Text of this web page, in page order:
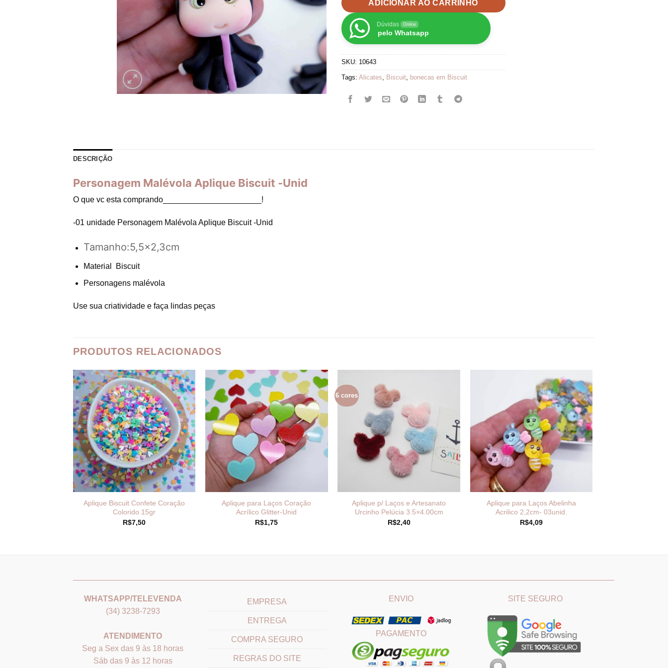
ADICIONAR AO CARRINHO
Dúvidas Online
pelo Whatsapp
SKU: 10643
Tags: Alicates, Biscuit, bonecas em Biscuit
DESCRIÇÃO
Personagem Malévola Aplique Biscuit -Unid
O que vc esta comprando______________________!
-01 unidade Personagem Malévola Aplique Biscuit -Unid
Tamanho:5,5×2,3cm
Material Biscuit
Personagens malévola
Use sua criatividade e faça lindas peças
PRODUTOS RELACIONADOS
Aplique Biscuit Confete Coração
Colorido 15gr
R$7,50
Aplique para Laços Coração
Acrílico Glitter-Unid
R$1,75
6 cores
Aplique p/ Laços e Artesanato
Urcinho Pelúcia 3.5×4.00cm
R$2,40
Aplique para Laços Abelinha
Acrilico 2,2cm- 03unid.
R$4,09
WHATSAPP/TELEVENDA
(34) 3238-7293
ATENDIMENTO
Seg a Sex das 9 às 18 horas
Sáb das 9 às 12 horas
EMPRESA
ENTREGA
COMPRA SEGURO
REGRAS DO SITE
ENVIO
PAGAMENTO
SITE SEGURO